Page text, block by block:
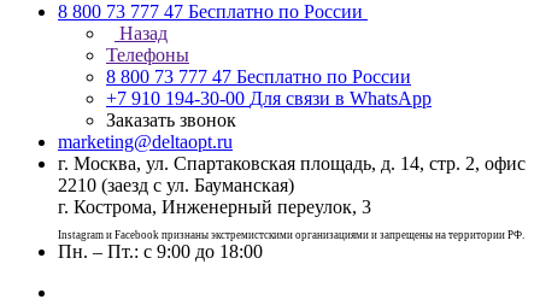
8 800 73 777 47 Бесплатно по России
Назад
Телефоны
8 800 73 777 47 Бесплатно по России
+7 910 194-30-00 Для связи в WhatsApp
Заказать звонок
marketing@deltaopt.ru
г. Москва, ул. Спартаковская площадь, д. 14, стр. 2, офис
2210 (заезд с ул. Бауманская)
г. Кострома, Инженерный переулок, 3
Instagram и Facebook признаны экстремистскими организациями и запрещены на территории РФ.
Пн. – Пт.: с 9:00 до 18:00